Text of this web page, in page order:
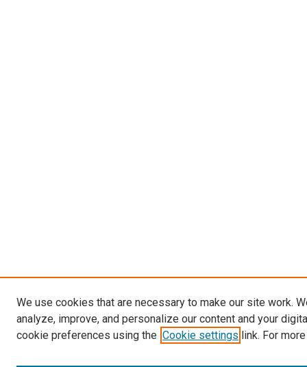
We use cookies that are necessary to make our site work.
analyze, improve, and personalize our content and your
cookie preferences using the Cookie settings link. For